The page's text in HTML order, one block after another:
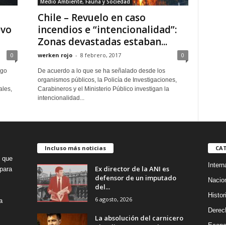
0
Medio Ambiente, Fauna y Sociedad
Chile – Revuelo en caso
incendios e “intencionalidad”:
Zonas devastadas estaban...
werken rojo - 8 febrero, 2017 0
De acuerdo a lo que se ha señalado desde los
organismos públicos, la Policía de Investigaciones,
Carabineros y el Ministerio Público investigan la
intencionalidad...
que
Incluso más noticias
Ex director de la ANI es
defensor de un imputado
del...
6 agosto, 2026
La absolución del carnicero